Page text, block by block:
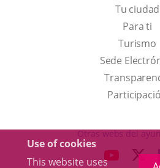
Use of cookies
This website uses
Tu ciudad
Para ti
Turismo
Sede
Otras webs del
LINK